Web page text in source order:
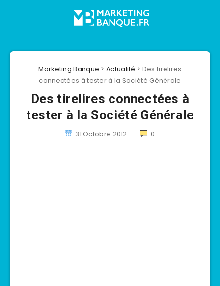
Marketing Banque >Actualité > Des tirelires
connectées à tester à la Société Générale
Des tirelires connectées à
tester à la Société Générale
31 Octobre 2012 0